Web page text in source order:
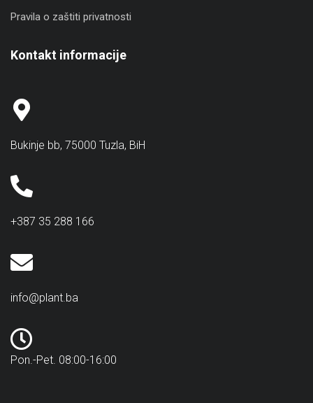
Pravila o zaštiti privatnosti
Kontakt informacije
Bukinje bb, 75000 Tuzla, BiH
+387 35 288 166
info@plant.ba
Pon.-Pet. 08:00-16:00